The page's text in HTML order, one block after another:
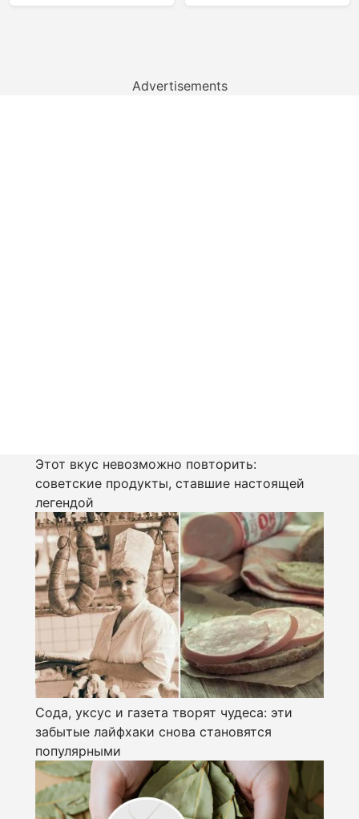
Advertisements
Этот вкус невозможно повторить:
советские продукты, ставшие настоящей
легендой
Сода, уксус и газета творят чудеса: эти
забытые лайфхаки снова становятся
популярными